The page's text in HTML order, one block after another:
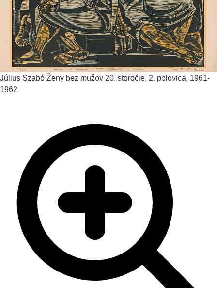
Július Szabó Ženy bez mužov 20. storočie, 2. polovica, 1961-
1962